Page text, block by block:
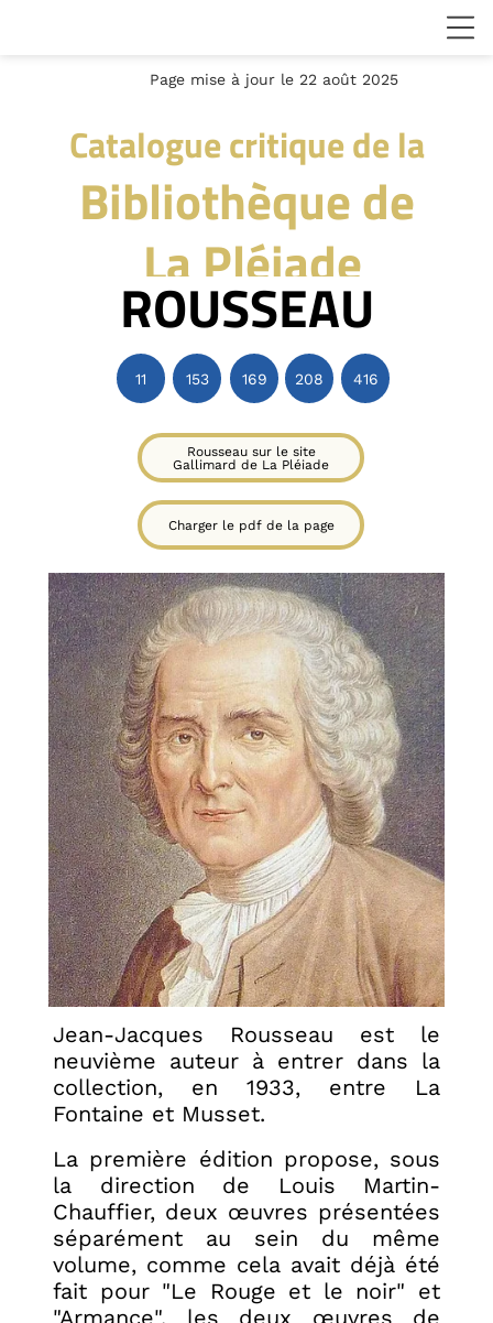
Catalogue critique de la
Bibliothèque de
La Pléiade
Page mise à jour le 22 août 2025
ROUSSEAU
11 153 169
Rousseau sur le site
Gallimard de La Pléiade
208 416
Charger le pdf de la page
Jean-Jacques Rousseau est le
neuvième auteur à entrer dans la
collection, en 1933, entre La
Fontaine et Musset.
La première édition propose, sous
la direction de Louis Martin-
Chauffier, deux œuvres présentées
séparément au sein du même
volume, comme cela avait déjà été
fait pour "Le Rouge et le noir" et
"Armance", les deux œuvres de